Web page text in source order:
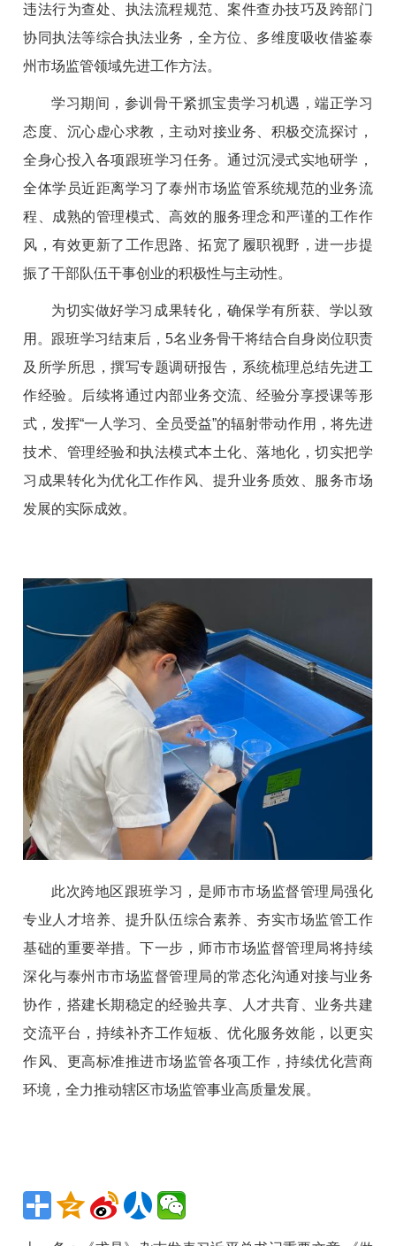
违法行为查处、执法流程规范、案件查办技巧及跨部门
协同执法等综合执法业务，全方位、多维度吸收借鉴泰
州市场监管领域先进工作方法。
学习期间，参训骨干紧抓宝贵学习机遇，端正学习
态度、沉心虚心求教，主动对接业务、积极交流探讨，
全身心投入各项跟班学习任务。通过沉浸式实地研学，
全体学员近距离学习了泰州市场监管系统规范的业务流
程、成熟的管理模式、高效的服务理念和严谨的工作作
风，有效更新了工作思路、拓宽了履职视野，进一步提
振了干部队伍干事创业的积极性与主动性。
为切实做好学习成果转化，确保学有所获、学以致
用。跟班学习结束后，5名业务骨干将结合自身岗位职责
及所学所思，撰写专题调研报告，系统梳理总结先进工
作经验。后续将通过内部业务交流、经验分享授课等形
式，发挥“一人学习、全员受益”的辐射带动作用，将先进
技术、管理经验和执法模式本土化、落地化，切实把学
习成果转化为优化工作作风、提升业务质效、服务市场
发展的实际成效。
此次跨地区跟班学习，是师市市场监督管理局强化
专业人才培养、提升队伍综合素养、夯实市场监管工作
基础的重要举措。下一步，师市市场监督管理局将持续
深化与泰州市市场监督管理局的常态化沟通对接与业务
协作，搭建长期稳定的经验共享、人才共育、业务共建
交流平台，持续补齐工作短板、优化服务效能，以更实
作风、更高标准推进市场监管各项工作，持续优化营商
环境，全力推动辖区市场监管事业高质量发展。